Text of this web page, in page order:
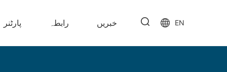
پارٹنر رابطہ خبریں EN